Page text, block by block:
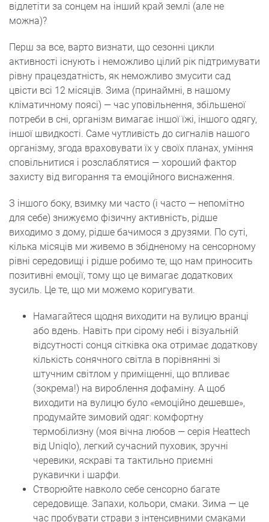
відлетіти за сонцем на інший край землі (але не
можна)?
Перш за все, варто визнати, що сезонні цикли
активності існують і неможливо цілий рік підтримувати
рівну працездатність, як неможливо змусити сад
цвісти всі 12 місяців. Зима (принаймні, в нашому
кліматичному поясі) — час уповільнення, збільшеної
потреби в сні, організм вимагає іншої їжі, іншого одягу,
іншої швидкості. Саме чутливість до сигналів нашого
організму, згода враховувати їх у своїх планах, уміння
сповільнитися і розслаблятися — хороший фактор
захисту від вигорання та емоційного виснаження.
З іншого боку, взимку ми часто (і часто — непомітно
для себе) знижуємо фізичну активність, рідше
виходимо з дому, рідше бачимося з друзями. По суті,
кілька місяців ми живемо в збідненому на сенсорному
рівні середовищі і рідше робимо те, що нам приносить
позитивні емоції, тому що це вимагає додаткових
зусиль. Це те, що ми можемо коригувати.
Намагайтеся щодня виходити на вулицю вранці
або вдень. Навіть при сірому небі і візуальній
відсутності сонця сітківка ока отримає додаткову
кількість сонячного світла в порівнянні зі
штучним світлом у приміщенні, що впливає
(зокрема!) на вироблення дофаміну. А щоб
виходити на вулицю було «емоційно дешевше»,
продумайте зимовий одяг: комфортну
термобілизну (моя вічна любов — серія Heattech
від Uniqlo), легкий сучасний пуховик, зручні
черевики, яскраві та тактильно приємні
рукавички і шарфи.
Створюйте навколо себе сенсорно багате
середовище. Запахи, кольори, смаки. Зима — це
час пробувати страви з інтенсивними смаками